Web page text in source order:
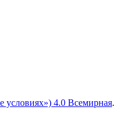
условиях») 4.0 Всемирная.